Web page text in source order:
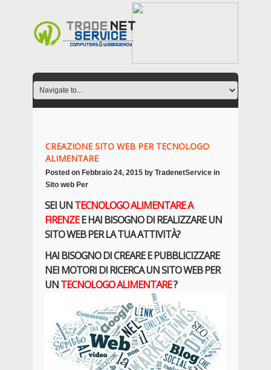
CREAZIONE SITO WEB PER TECNOLOGO
ALIMENTARE
Posted on Febbraio 24, 2015 by TradenetService in
Sito web Per
SEI UNTECNOLOGO ALIMENTAREA
FIRENZEE HAI BISOGNO DI REALIZZARE UN
SITO WEB PER LA TUA ATTIVITÀ?
HAI BISOGNO DI CREARE E PUBBLICIZZARE
NEI MOTORI DI RICERCA UN SITO WEB PER
UNTECNOLOGO ALIMENTARE?